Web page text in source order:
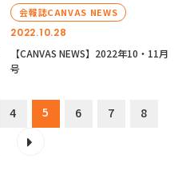
2022.10.28
会報誌CANVAS NEWS
【CANVAS NEWS】2022年10・11月
号
4 5 6 7
8